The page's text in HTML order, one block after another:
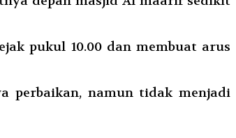
pukul 10.00 dan membuat arus
perbaikan, namun tidak menjadi